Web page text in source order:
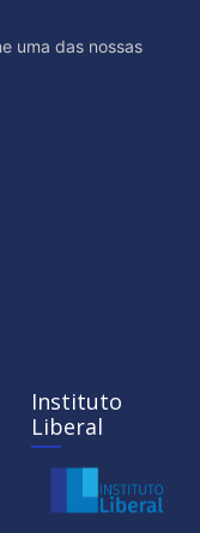
uma das nossas
Instituto
Liberal